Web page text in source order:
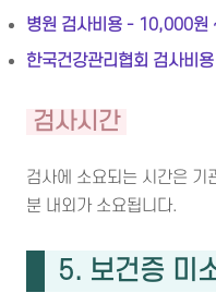
병원 검사비용 - 10,000
한국건강관리협회 검사비
검사시간
검사에 소요되는 시간은
분 내외가 소요됩니다.
5. 보건증 미